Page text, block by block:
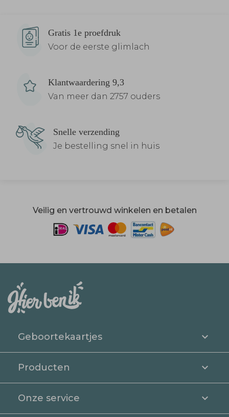
Gratis 1e proefdruk
Voor de eerste glimlach
Klantwaardering 9,3
Van meer dan 2757 ouders
Snelle verzending
Je bestelling snel in huis
Veilig en vertrouwd winkelen en betalen
Geboortekaartjes
Producten
Onze service